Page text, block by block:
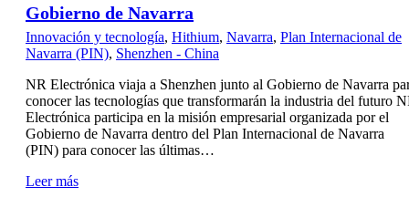
Gobierno de Navarra
Innovación y tecnología, Hithium, Navarra, Plan Internacional de
Navarra (PIN), Shenzhen - China
NR Electrónica viaja a Shenzhen junto al Gobierno de Navarra
conocer las tecnologías que transformarán la industria del futuro
Electrónica participa en la misión empresarial organizada por el
Gobierno de Navarra dentro del Plan Internacional de Navarra
(PIN) para conocer las últimas…
Leer más